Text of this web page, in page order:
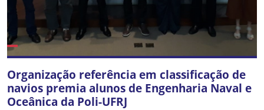
Organização referência em classificação de
navios premia alunos de Engenharia Naval e
Oceânica da Poli-UFRJ